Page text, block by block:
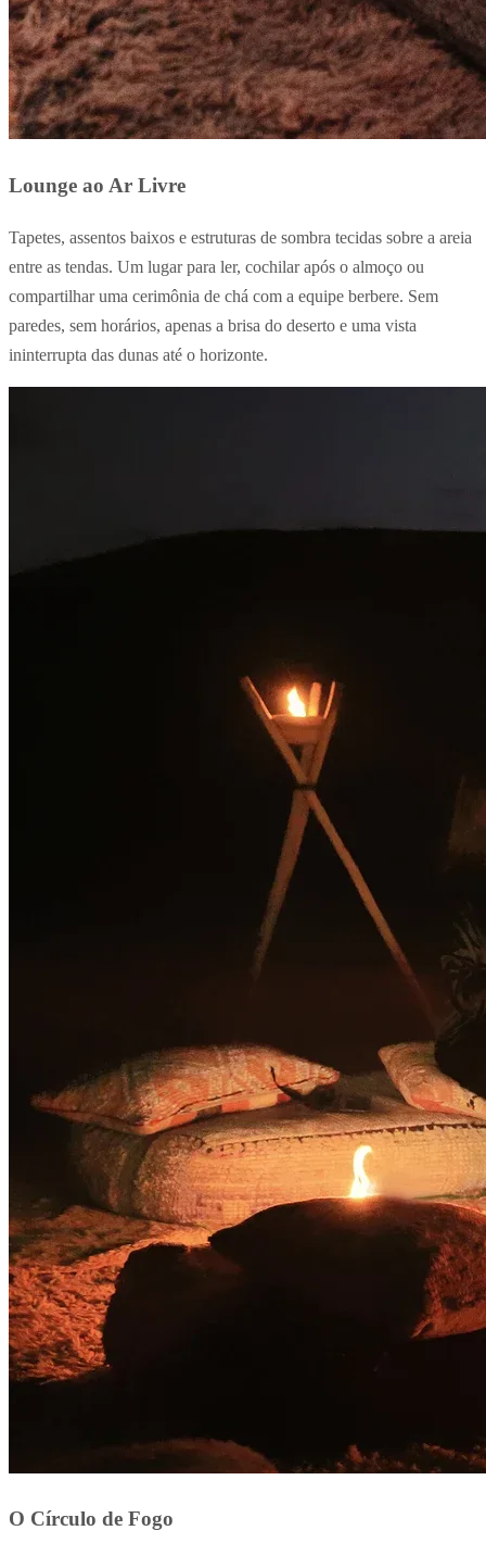
Lounge ao Ar Livre
Tapetes, assentos baixos e estruturas de sombra tecidas sobre a areia
entre as tendas. Um lugar para ler, cochilar após o almoço ou
compartilhar uma cerimônia de chá com a equipe berbere. Sem
paredes, sem horários, apenas a brisa do deserto e uma vista
ininterrupta das dunas até o horizonte.
O Círculo de Fogo